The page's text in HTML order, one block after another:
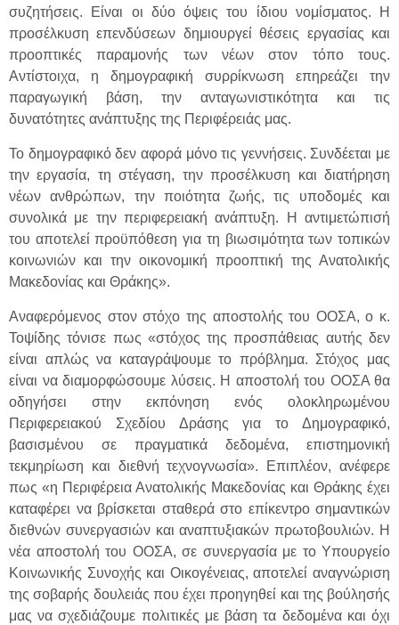
συζητήσεις. Είναι οι δύο όψεις του ίδιου νομίσματος. Η
προσέλκυση επενδύσεων δημιουργεί θέσεις εργασίας και
προοπτικές παραμονής των νέων στον τόπο τους.
Αντίστοιχα, η δημογραφική συρρίκνωση επηρεάζει την
παραγωγική βάση, την ανταγωνιστικότητα και τις
δυνατότητες ανάπτυξης της Περιφέρειάς μας.
Το δημογραφικό δεν αφορά μόνο τις γεννήσεις. Συνδέεται με
την εργασία, τη στέγαση, την προσέλκυση και διατήρηση
νέων ανθρώπων, την ποιότητα ζωής, τις υποδομές και
συνολικά με την περιφερειακή ανάπτυξη. Η αντιμετώπισή
του αποτελεί προϋπόθεση για τη βιωσιμότητα των τοπικών
κοινωνιών και την οικονομική προοπτική της Ανατολικής
Μακεδονίας και Θράκης».
Αναφερόμενος στον στόχο της αποστολής του ΟΟΣΑ, ο κ.
Τοψίδης τόνισε πως «στόχος της προσπάθειας αυτής δεν
είναι απλώς να καταγράψουμε το πρόβλημα. Στόχος μας
είναι να διαμορφώσουμε λύσεις. Η αποστολή του ΟΟΣΑ θα
οδηγήσει στην εκπόνηση ενός ολοκληρωμένου
Περιφερειακού Σχεδίου Δράσης για το Δημογραφικό,
βασισμένου σε πραγματικά δεδομένα, επιστημονική
τεκμηρίωση και διεθνή τεχνογνωσία». Επιπλέον, ανέφερε
πως «η Περιφέρεια Ανατολικής Μακεδονίας και Θράκης έχει
καταφέρει να βρίσκεται σταθερά στο επίκεντρο σημαντικών
διεθνών συνεργασιών και αναπτυξιακών πρωτοβουλιών. Η
νέα αποστολή του ΟΟΣΑ, σε συνεργασία με το Υπουργείο
Κοινωνικής Συνοχής και Οικογένειας, αποτελεί αναγνώριση
της σοβαρής δουλειάς που έχει προηγηθεί και της βούλησής
μας να σχεδιάζουμε πολιτικές με βάση τα δεδομένα και όχι